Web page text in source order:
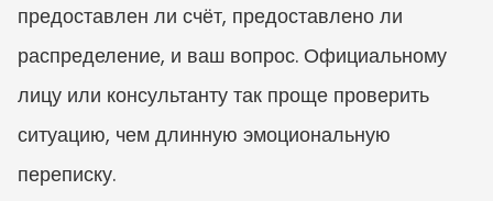
предоставлен ли счёт, предоставлено ли
распределение, и ваш вопрос. Официальному
лицу или консультанту так проще проверить
ситуацию, чем длинную эмоциональную
переписку.